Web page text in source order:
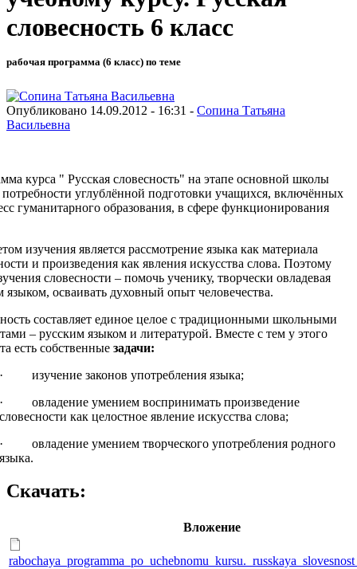
словесность 6 класс
рабочая программа (6 класс) по теме
Опубликовано 14.09.2012 - 16:31 - Сопина Татьяна
Васильевна
курса " Русская словесность" на этапе основной школы
потребности углублённой подготовки учащихся, включённых
гуманитарного образования, в сфере функционирования
изучения является рассмотрение языка как материала
и произведения как явления искусства слова. Поэтому
словесности – помочь ученику, творчески овладевая
осваивать духовный опыт человечества.
составляет единое целое с традиционными школьными
– русским языком и литературой. Вместе с тем у этого
есть собственныезадачи:
· изучение законов употребления языка;
· овладение умением воспринимать произведение
словесности как целостное явление искусства слова;
· овладение умением творческого употребления родного
языка.
Скачать:
Вложение